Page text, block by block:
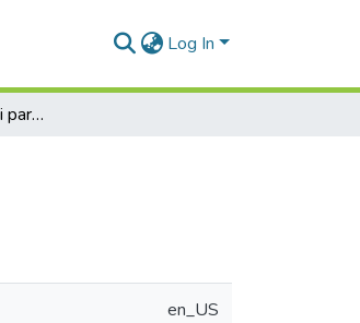
Log In
Sabiedrības pieņēmumi par profesionālo tēlu
en_US